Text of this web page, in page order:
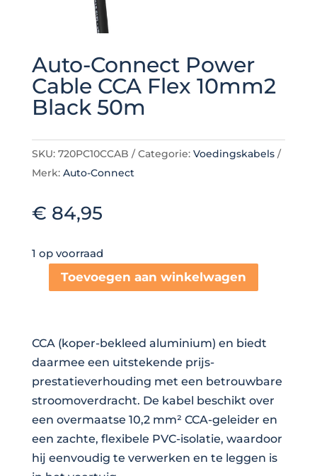
Auto-Connect Power
Cable CCA Flex 10mm2
Black 50m
SKU: 720PC10CCAB Categorie: Voedingskabels
Merk: Auto-Connect
€ 84,95
1 op voorraad
Cable
CCA
Flex
10mm2
Black
50m
aantal
Toevoegen aan winkelwagen
CCA (koper-bekleed aluminium) en biedt
daarmee een uitstekende prijs-
prestatieverhouding met een betrouwbare
stroomoverdracht. De kabel beschikt over
een overmaatse 10,2 mm² CCA-geleider en
een zachte, flexibele PVC-isolatie, waardoor
hij eenvoudig te verwerken en te leggen is